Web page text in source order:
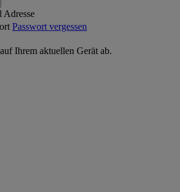
Adresse
Passwort vergessen
Ihrem aktuellen Gerät ab.